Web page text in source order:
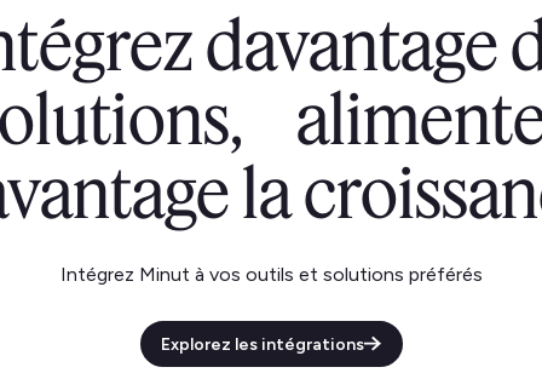
davantage
la
Intégrez Minut à vos outils et solutions préférés
Explorez les intégrations